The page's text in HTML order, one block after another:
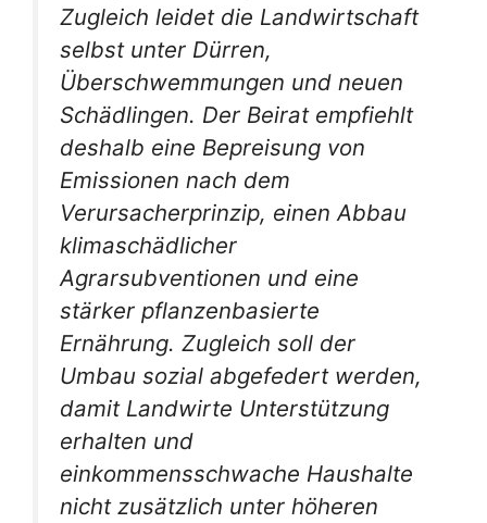
Zugleich leidet die Landwirtschaft
selbst unter Dürren,
Überschwemmungen und neuen
Schädlingen. Der Beirat empfiehlt
deshalb eine Bepreisung von
Emissionen nach dem
Verursacherprinzip, einen Abbau
klimaschädlicher
Agrarsubventionen und eine
stärker pflanzenbasierte
Ernährung. Zugleich soll der
Umbau sozial abgefedert werden,
damit Landwirte Unterstützung
erhalten und
einkommensschwache Haushalte
nicht zusätzlich unter höheren